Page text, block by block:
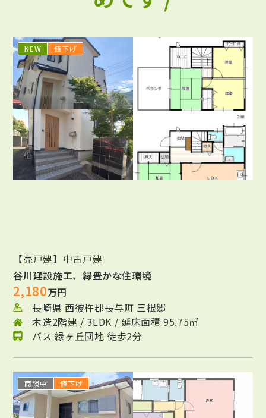
NEW 値下げ
【売戸建】中古戸建
谷川建設施工、緑豊かな住環境
2,180万円
長崎県 西彼杵郡長与町 三根郷
木造2階建 / 3LDK / 延床面積 95.75㎡
バス 緑ヶ丘団地 徒歩2分
商談中 値下げ